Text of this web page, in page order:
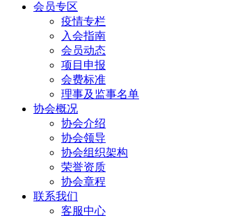
会员专区
疫情专栏
入会指南
会员动态
项目申报
会费标准
理事及监事名单
协会概况
协会介绍
协会领导
协会组织架构
荣誉资质
协会章程
联系我们
客服中心